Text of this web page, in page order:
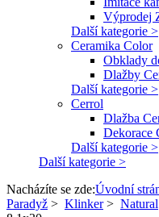
Výprodej
Další kategorie >
Ceramika Color
Obklady
Dlažby
Další kategorie >
Cerrol
Dlažba
Dekorace
Další kategorie >
Další kategorie >
Nacházíte se zde:Úvodní
Paradyž > Klinker> Natural